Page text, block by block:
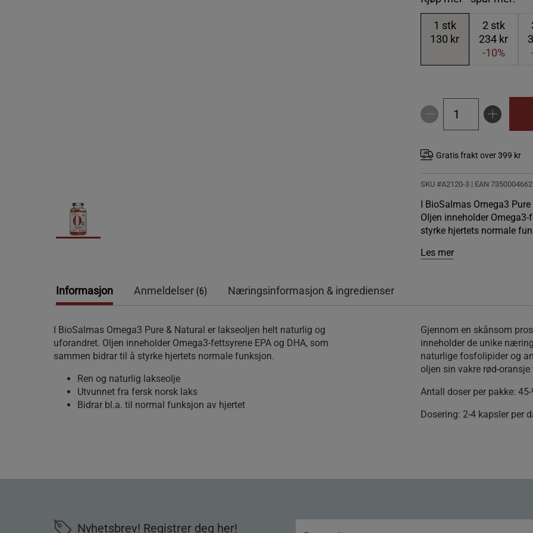
1 stk
130 kr
2 stk
234 kr
-10%
Gratis frakt over 399 kr
SKU #A2120-3 | EAN
I BioSalmas Omega3
Oljen inneholder
styrke hjertets normale
Les mer
Informasjon Anmeldelser (6) Næringsinformasjon & ingredienser
I BioSalmas Omega3 Pure & Natural er lakseoljen helt naturlig og
uforandret. Oljen inneholder Omega3-fettsyrene EPA og DHA, som
sammen bidrar til å styrke hjertets normale funksjon.
Ren og naturlig lakseolje
Utvunnet fra fersk norsk laks
Bidrar bl.a. til normal funksjon av hjertet
Gjennom en skånsom
inneholder de unike
naturlige fosfolipider og
oljen sin vakre rød-oransje
Antall doser per pakke:
Dosering: 2-4 kapsler per
Nyhetsbrev! Registrer deg her!